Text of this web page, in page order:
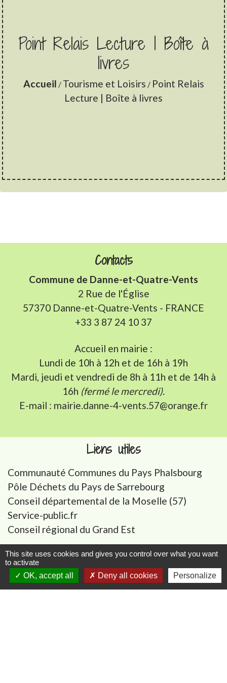
Point Relais Lecture | Boîte à
livres
Accueil / Tourisme et Loisirs / Point Relais
Lecture | Boîte à livres
Contacts
Commune de Danne-et-Quatre-Vents
2 Rue de l'Église
57370 Danne-et-Quatre-Vents - FRANCE
+33 3 87 24 10 37
Accueil en mairie :
Lundi de 10h à 12h et de 16h à 19h
Mardi, jeudi et vendredi de 8h à 11h et de 14h à
16h (fermé le mercredi).
E-mail : mairie.danne-4-vents.57@orange.fr
Liens utiles
Communauté Communes du Pays Phalsbourg
Pôle Déchets du Pays de Sarrebourg
Conseil départemental de la Moselle (57)
Service-public.fr
Conseil régional du Grand Est
Mentions légales - Politique de confidentialité -
Accessibilité - Plan du site -
This site uses cookies and gives you control over what you want
to activate
OK, accept all
Deny all cookies Personalize